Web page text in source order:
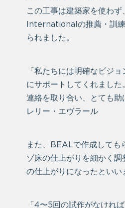
この工事は建築家を使わ
Internationalの推薦・訓
られました。
「私たちには明確なビジ
にサポートしてくれました
連絡を取り合い、とても
レリー・エヴラール
また、BEALで作成しても
ゾ床の仕上がりを細かく
の仕上がりになったといい
「4〜5回の試作がなけれ